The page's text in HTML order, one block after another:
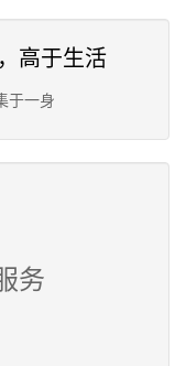
高于生活
于一身
务